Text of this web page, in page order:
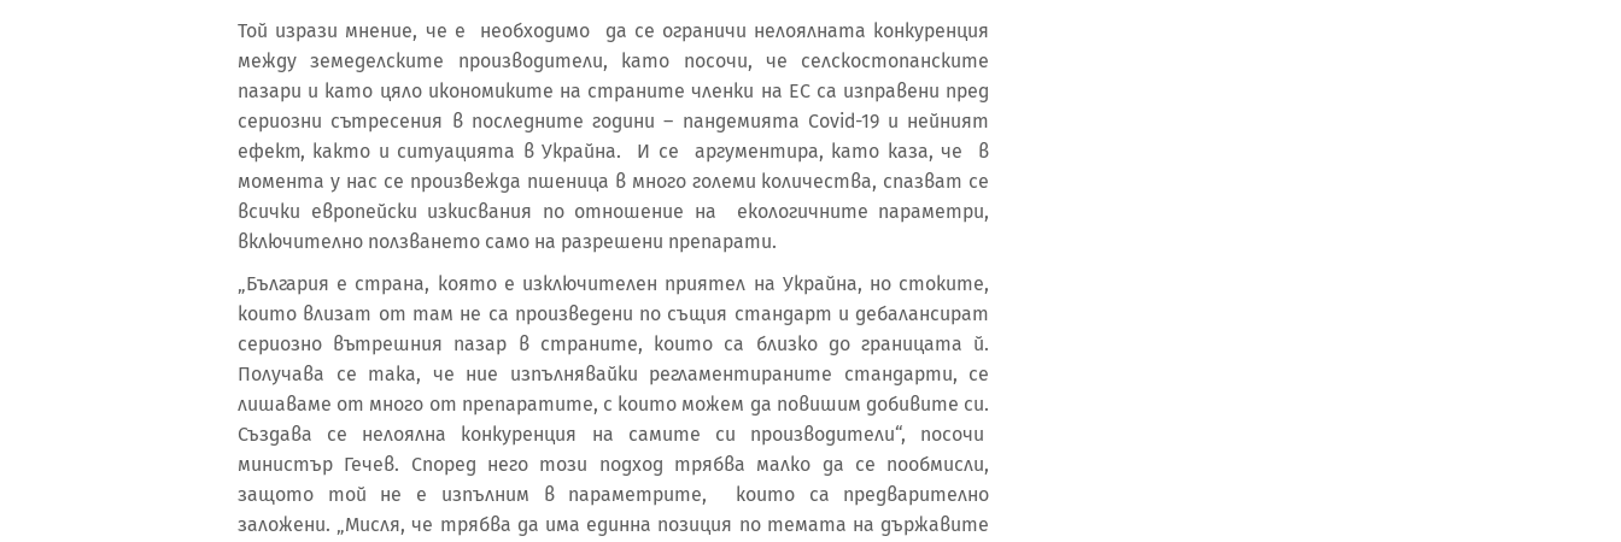
Той изрази мнение, че е необходимо да се ограничи нелоялната конкуренция
между земеделските производители, като посочи, че селскостопанските
пазари и като цяло икономиките на страните членки на ЕС са изправени пред
сериозни сътресения в последните години – пандемията Covid-19 и нейният
ефект, както и ситуацията в Украйна. И се аргументира, като каза, че в
момента у нас се произвежда пшеница в много големи количества, спазват се
всички европейски изкисвания по отношение на екологичните параметри,
включително ползването само на разрешени препарати.
„България е страна, която е изключителен приятел на Украйна, но стоките,
които влизат от там не са произведени по същия стандарт и дебалансират
сериозно вътрешния пазар в страните, които са близко до границата й.
Получава се така, че ние изпълнявайки регламентираните стандарти, се
лишаваме от много от препаратите, с които можем да повишим добивите си.
Създава се нелоялна конкуренция на самите си производители“, посочи
министър Гечев. Според него този подход трябва малко да се пообмисли,
защото той не е изпълним в параметрите, които са предварително
заложени. „Мисля, че трябва да има единна позиция по темата на държавите